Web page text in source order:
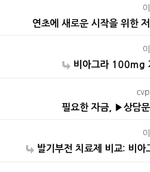
연초에 새로운 시작을 위한
비아그라 100mg
필요한 자금, ▶상담
발기부전 치료제 비교: 비